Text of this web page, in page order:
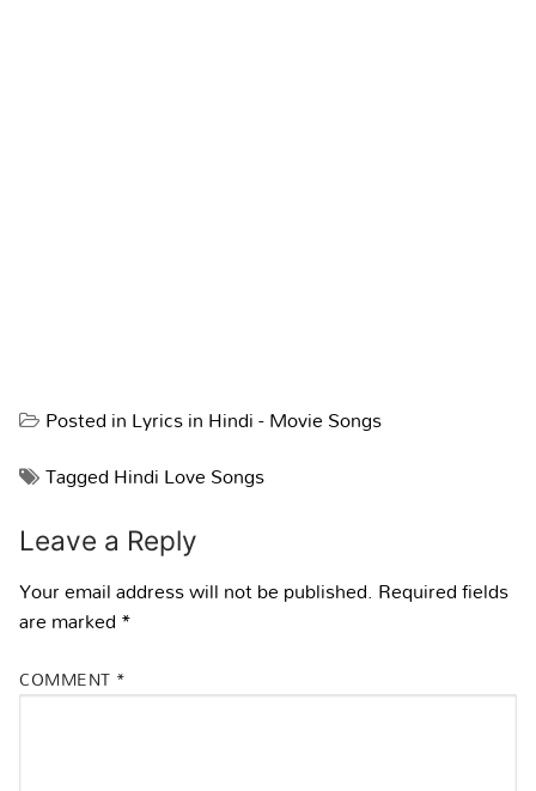
Posted inLyrics in Hindi - Movie Songs
TaggedHindi Love Songs
Leave a Reply
Your email address will not be published. Required fields
are marked*
COMMENT *